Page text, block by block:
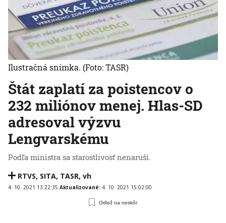
Štát zaplatí za poistencov o
232 miliónov menej. Hlas-SD
adresoval výzvu
Lengvarskému
Podľa ministra sa starostlivosť nenaruší.
RTVS, SITA, TASR, vh
4. 10. 2021 13:22:35 Aktualizované: 4. 10. 2021 15:02:00
Odlož na neskôr
Ilustračná snímka. (Foto: TASR)